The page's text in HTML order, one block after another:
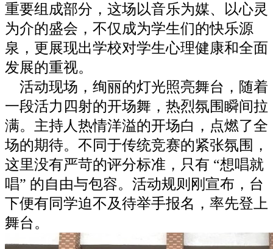
重要组成部分，这场以音乐为媒、以心灵
为介的盛会，不仅成为学生们的快乐源
泉，更展现出学校对学生心理健康和全面
发展的重视。​
活动现场，绚丽的灯光照亮舞台，随着
一段活力四射的开场舞，热烈氛围瞬间拉
满。主持人热情洋溢的开场白，点燃了全
场的期待。不同于传统竞赛的紧张氛围，
这里没有严苛的评分标准，只有 “想唱就
唱” 的自由与包容。活动规则刚宣布，台
下便有同学迫不及待举手报名，率先登上
舞台。​